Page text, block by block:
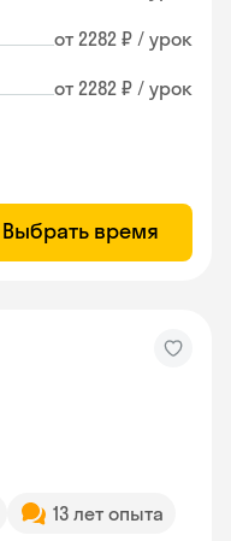
от 2282 ₽ / урок
от 2282 ₽ / урок
Выбрать время
13 лет опыта